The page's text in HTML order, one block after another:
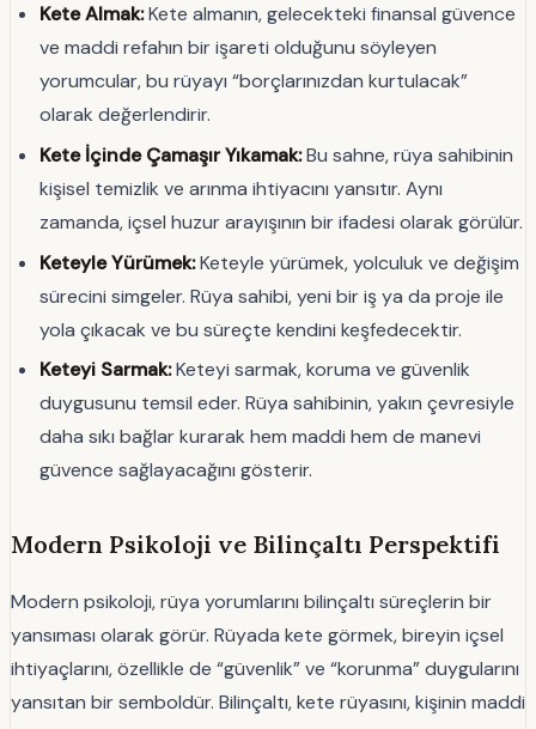
Kete Almak:Kete almanın, gelecekteki finansal güvence
ve maddi refahın bir işareti olduğunu söyleyen
yorumcular, bu rüyayı “borçlarınızdan kurtulacak”
olarak değerlendirir.
Kete İçinde Çamaşır Yıkamak:Bu sahne, rüya sahibinin
kişisel temizlik ve arınma ihtiyacını yansıtır. Aynı
zamanda, içsel huzur arayışının bir ifadesi olarak görülür.
Keteyle Yürümek:Keteyle yürümek, yolculuk ve değişim
sürecini simgeler. Rüya sahibi, yeni bir iş ya da proje ile
yola çıkacak ve bu süreçte kendini keşfedecektir.
Keteyi Sarmak:Keteyi sarmak, koruma ve güvenlik
duygusunu temsil eder. Rüya sahibinin, yakın çevresiyle
daha sıkı bağlar kurarak hem maddi hem de manevi
güvence sağlayacağını gösterir.
Modern Psikoloji ve Bilinçaltı Perspektifi
Modern psikoloji, rüya yorumlarını bilinçaltı süreçlerin bir
yansıması olarak görür. Rüyada kete görmek, bireyin içsel
ihtiyaçlarını, özellikle de “güvenlik” ve “korunma” duygularını
yansıtan bir semboldür. Bilinçaltı, kete rüyasını, kişinin maddi